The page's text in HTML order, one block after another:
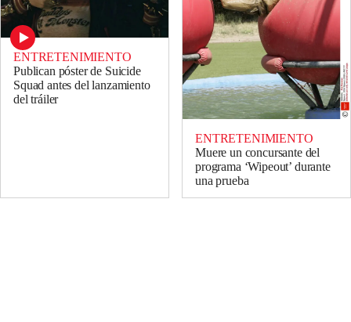
ENTRETENIMIENTO
Publican póster de Suicide
Squad antes del lanzamiento
del tráiler
ENTRETENIMIENTO
Muere un concursante del
programa ‘Wipeout’ durante
una prueba